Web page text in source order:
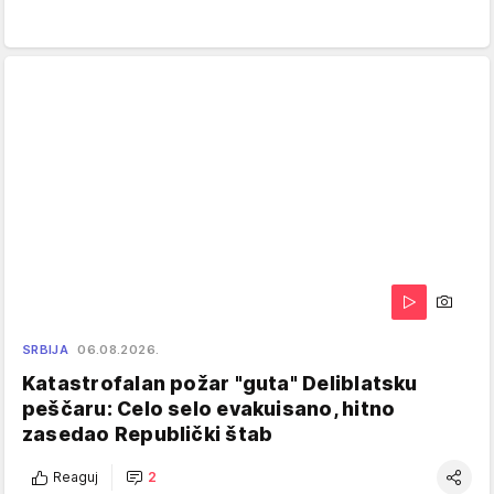
SRBIJA 06.08.2026.
Katastrofalan požar "guta" Deliblatsku
peščaru: Celo selo evakuisano, hitno
zasedao Republički štab
Reaguj 2